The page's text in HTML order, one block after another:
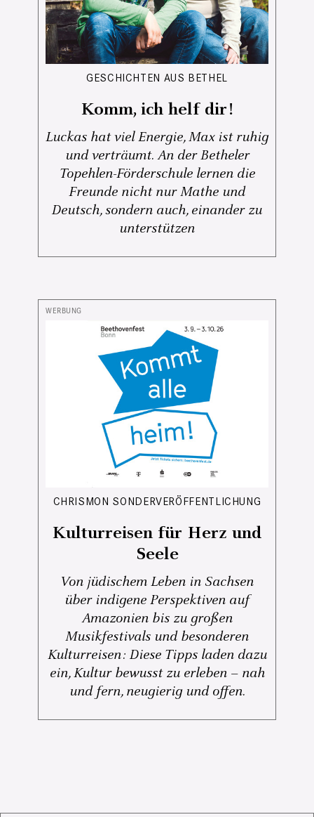
GESCHICHTEN AUS BETHEL
Komm, ich helf dir!
Luckas hat viel Energie, Max ist ruhig
und verträumt. An der Betheler
Topehlen-Förderschule lernen die
Freunde nicht nur Mathe und
Deutsch, sondern auch, einander zu
unterstützen
CHRISMON SONDERVERÖFFENTLICHUNG
Kulturreisen für Herz und
Seele
Von jüdischem Leben in Sachsen
über indigene Perspektiven auf
Amazonien bis zu großen
Musikfestivals und besonderen
Kulturreisen: Diese Tipps laden dazu
ein, Kultur bewusst zu erleben – nah
und fern, neugierig und offen.